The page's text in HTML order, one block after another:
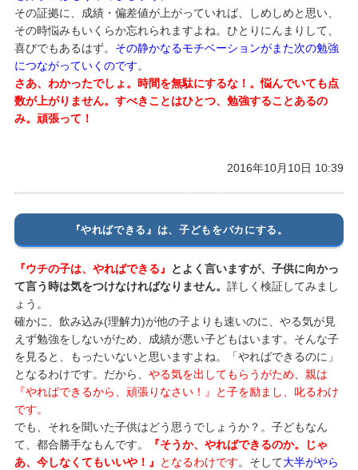
その証拠に、成績・偏差値が上がっていれば、しめしめと思い、
その時悩みもいくらか忘れられますよね。ひとりにんまりして、
喜びでもあるはず。 その静かなるモチベーションがまた次の勉強
につながっていくのです。
さあ、わかったでしょ。時間を無駄にするな！。悩んでいても点
数が上がりません。すべきことはひとつ、勉強することあるの
み。頑張って！
2016年10月10日 10:39
『やればできる』は、子どもをバカにする。
『ウチの子は、やればできる』
とよく言いますが、子供に向かっ
て言う時は気をつけなければなりません。 詳しく検証してみまし
ょう。
確かに、飲み込み(理解力)が他の子よりも速いのに、やる気が見
えず勉強をしないがため、成績が悪い子どもはいます。そんな子
を見ると、もったいないと思いますよね。「やればできるのに」
となるわけです。だから、 やる気を出してもらうがため、親は
『やればできるから、頑張りなさい！』と子を励まし、叱るわけ
です。
でも、それを聞いた子供はどう思うでしょうか？。子どもなん
て、都合勝手なもんです。
『そうか、やればできるのか。じゃ
あ、今しなくてもいいや！』
となるわけです。そして大半がやら